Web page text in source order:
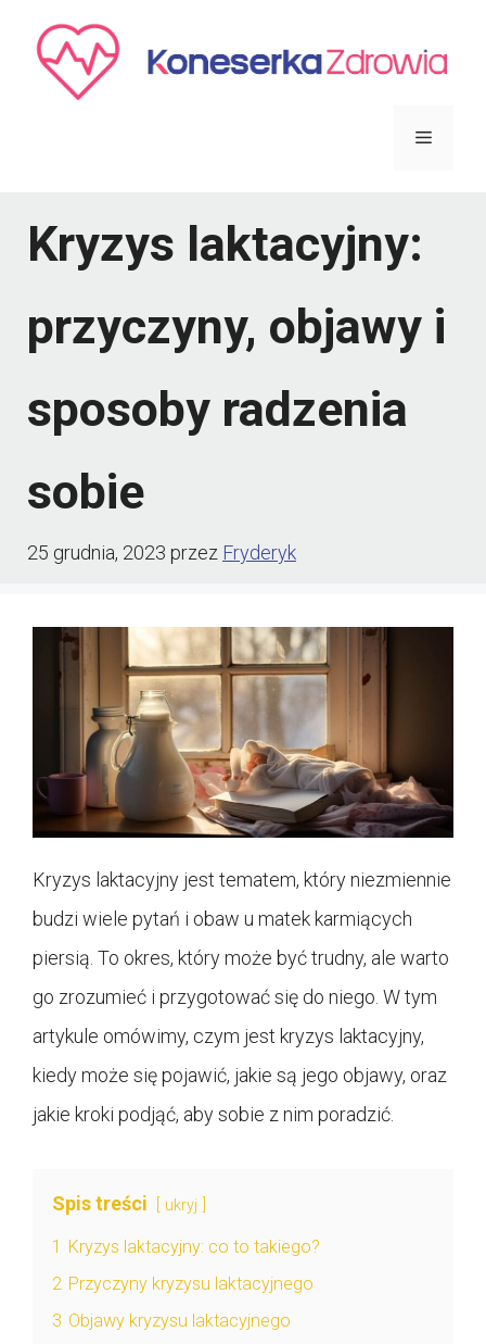
Menu
Kryzys laktacyjny:
przyczyny, objawy i
sposoby radzenia
sobie
25 grudnia, 2023 przez Fryderyk
Kryzys laktacyjny jest tematem, który niezmiennie
budzi wiele pytań i obaw u matek karmiących
piersią. To okres, który może być trudny, ale warto
go zrozumieć i przygotować się do niego. W tym
artykule omówimy, czym jest kryzys laktacyjny,
kiedy może się pojawić, jakie są jego objawy, oraz
jakie kroki podjąć, aby sobie z nim poradzić.
Spis treści ukryj
1
Kryzys laktacyjny: co to takiego?
2 Przyczyny kryzysu laktacyjnego
3 Objawy kryzysu laktacyjnego